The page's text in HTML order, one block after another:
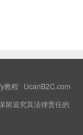
教程 UcanB2C.com
留追究其法律责任的